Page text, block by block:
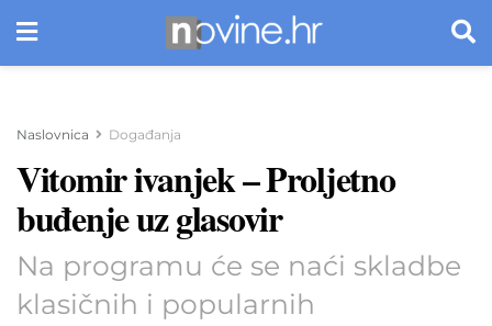
Naslovnica Događanja
Vitomir ivanjek – Proljetno
buđenje uz glasovir
Na programu će se naći skladbe
klasičnih i popularnih